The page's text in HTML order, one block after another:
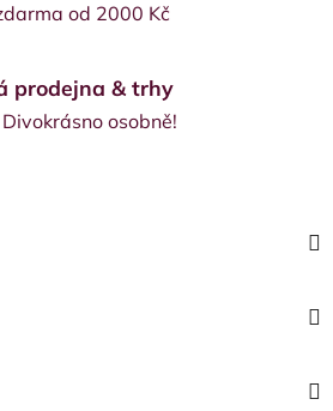
od 2000 Kč
prodejna & trhy
osobně!